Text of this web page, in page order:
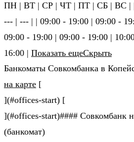
ПН | ВТ | СР | ЧТ | ПТ | СБ | ВС |
--- | --- | | 09:00 - 19:00 | 09:00 -
09:00 - 19:00 | 09:00 - 19:00 |
16:00 | Показать ещеСкрыть
Банкоматы Совкомбанка в
на карте [
](#offices-start) [
](#offices-start)#### Совкомбанк
(банкомат)